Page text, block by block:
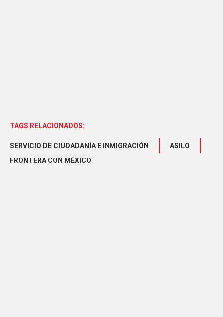
TAGS RELACIONADOS:
SERVICIO DE CIUDADANÍA E INMIGRACIÓN
ASILO
FRONTERA CON MÉXICO